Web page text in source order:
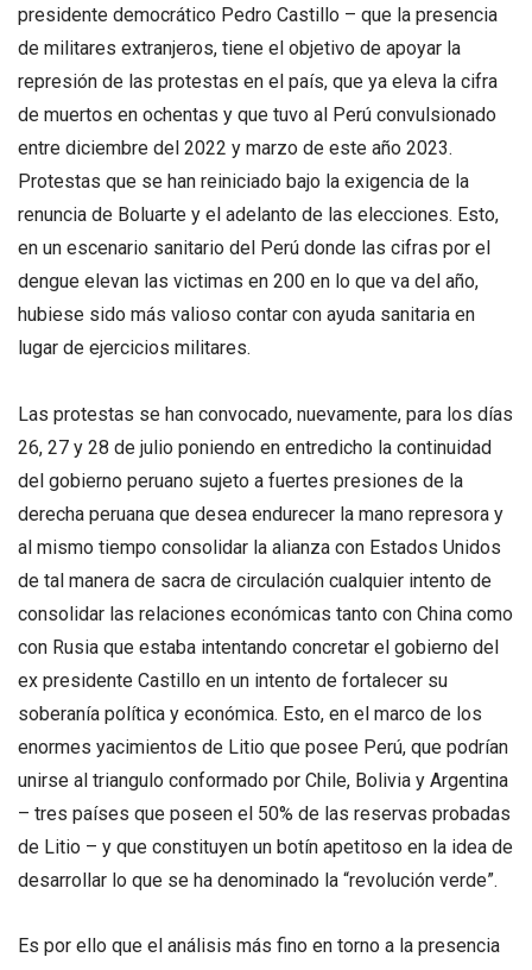
presidente democrático Pedro Castillo – que la presencia
de militares extranjeros, tiene el objetivo de apoyar la
represión de las protestas en el país, que ya eleva la cifra
de muertos en ochentas y que tuvo al Perú convulsionado
entre diciembre del 2022 y marzo de este año 2023.
Protestas que se han reiniciado bajo la exigencia de la
renuncia de Boluarte y el adelanto de las elecciones. Esto,
en un escenario sanitario del Perú donde las cifras por el
dengue elevan las victimas en 200 en lo que va del año,
hubiese sido más valioso contar con ayuda sanitaria en
lugar de ejercicios militares.
Las protestas se han convocado, nuevamente, para los días
26, 27 y 28 de julio poniendo en entredicho la continuidad
del gobierno peruano sujeto a fuertes presiones de la
derecha peruana que desea endurecer la mano represora y
al mismo tiempo consolidar la alianza con Estados Unidos
de tal manera de sacra de circulación cualquier intento de
consolidar las relaciones económicas tanto con China como
con Rusia que estaba intentando concretar el gobierno del
ex presidente Castillo en un intento de fortalecer su
soberanía política y económica. Esto, en el marco de los
enormes yacimientos de Litio que posee Perú, que podrían
unirse al triangulo conformado por Chile, Bolivia y Argentina
– tres países que poseen el 50% de las reservas probadas
de Litio – y que constituyen un botín apetitoso en la idea de
desarrollar lo que se ha denominado la “revolución verde”.
Es por ello que el análisis más fino en torno a la presencia